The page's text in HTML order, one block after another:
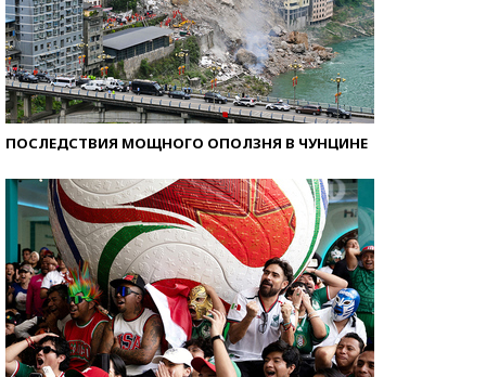
ПОСЛЕДСТВИЯ МОЩНОГО ОПОЛЗНЯ В ЧУНЦИНЕ